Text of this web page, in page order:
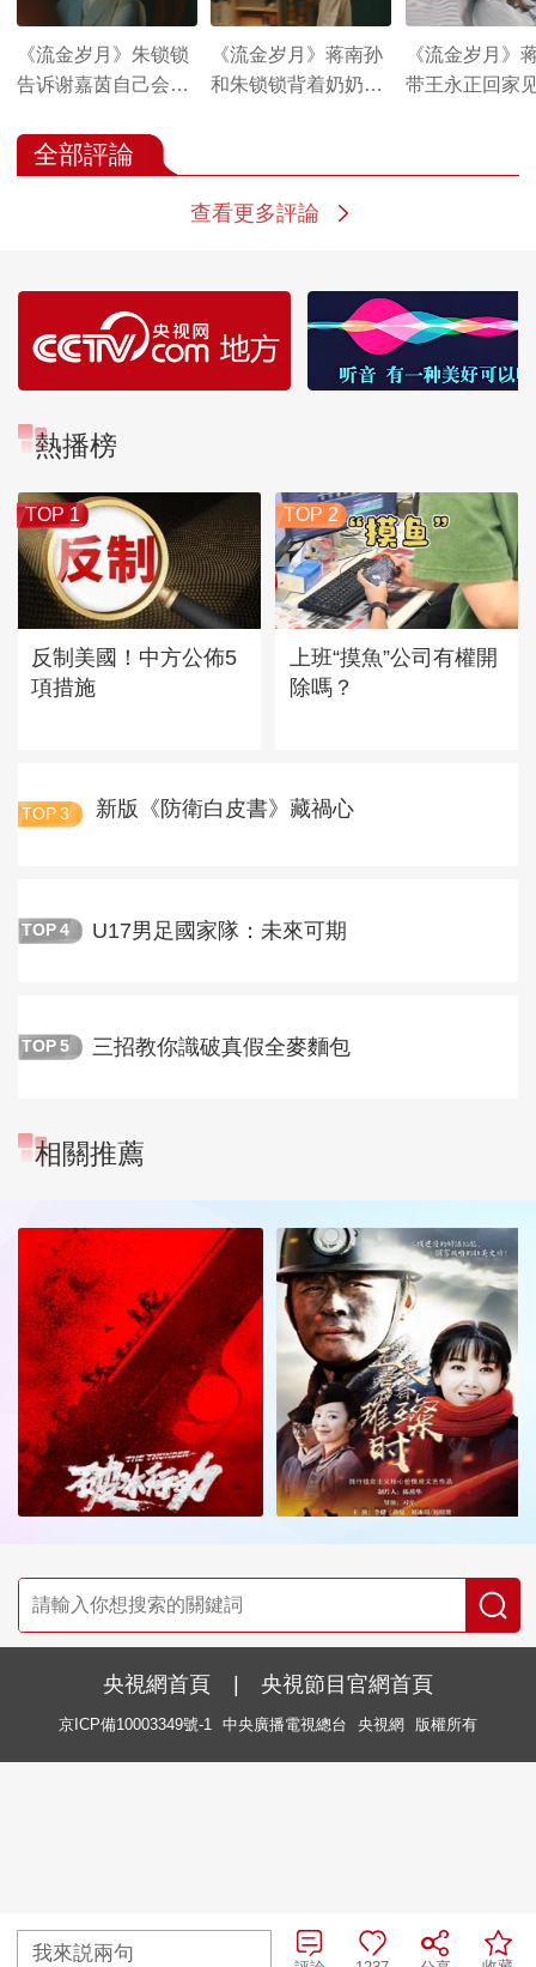
《流金岁月》朱锁锁
告诉谢嘉茵自己会拒
《流金岁月》蒋南孙
和朱锁锁背着奶奶躲
《流金岁月》
带王永正回家
全部評論
查看更多評論
熱播榜
TOP 1
反制美國！中方公佈5
項措施
TOP 2
上班“摸魚”公司有權開
除嗎？
TOP 3 新版《防衛白皮書》藏禍心
TOP 4 U17男足國家隊：未來可期
TOP 5 三招教你識破真假全麥麵包
相關推薦
我來説兩句
央視網首頁 | 央視節目官網首頁
京ICP備10003349號-1 中央廣播電視總台 央視網 版權所有